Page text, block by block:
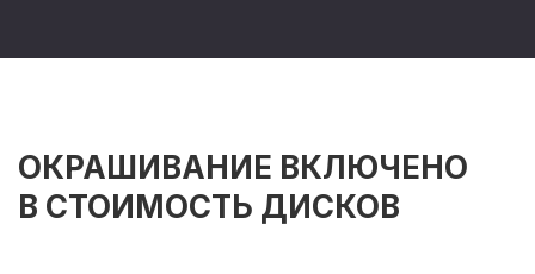
ОКРАШИВАНИЕ ВКЛЮЧЕНО
В СТОИМОСТЬ ДИСКОВ